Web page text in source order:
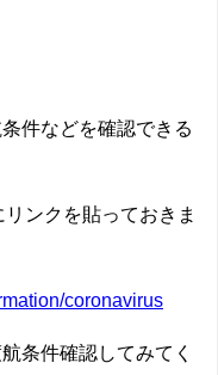
件などを確認できる
ンクを貼っておきま
coronavirus
条件確認してみてく